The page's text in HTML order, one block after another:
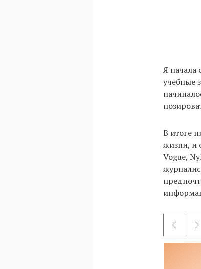
Я начала
учебные
В итоге
жизни, и
Vogue,